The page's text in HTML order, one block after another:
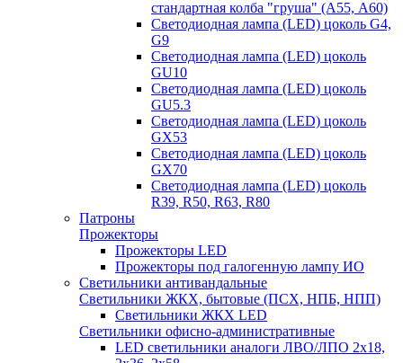
стандартная колба "груша" (А55, А60)
Светодиодная лампа (LED) цоколь G4,
G9
Светодиодная лампа (LED) цоколь
GU10
Светодиодная лампа (LED) цоколь
GU5.3
Светодиодная лампа (LED) цоколь
GX53
Светодиодная лампа (LED) цоколь
GX70
Светодиодная лампа (LED) цоколь
R39, R50, R63, R80
Патроны
Прожекторы
Прожекторы LED
Прожекторы под галогенную лампу ИО
Светильники антивандальные
Светильники ЖКХ, бытовые (ПСХ, НПБ, НПП)
Светильники ЖКХ LED
Светильники офисно-административные
LED светильники аналоги ЛВО/ЛПО 2х18,